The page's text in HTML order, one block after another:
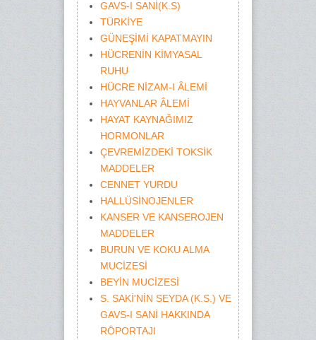
GAVS-I SANİ(K.S)
TÜRKİYE
GÜNEŞİMİ KAPATMAYIN
HÜCRENİN KİMYASAL
RUHU
HÜCRE NİZAM-I ÂLEMİ
HAYVANLAR ÂLEMİ
HAYAT KAYNAĞIMIZ
HORMONLAR
ÇEVREMİZDEKİ TOKSİK
MADDELER
CENNET YURDU
HALLÜSİNOJENLER
KANSER VE KANSEROJEN
MADDELER
BURUN VE KOKU ALMA
MUCİZESİ
BEYİN MUCİZESİ
S. SAKİ'NİN SEYDA (K.S.) VE
GAVS-I SANİ HAKKINDA
RÖPORTAJI